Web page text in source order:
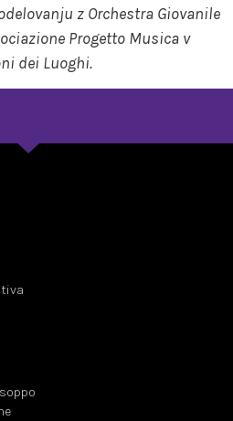
z Orchestra Giovanile
Progetto Musica v
dei Luoghi.